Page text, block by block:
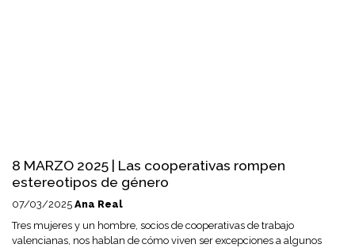
8 MARZO 2025 | Las cooperativas rompen
estereotipos de género
07/03/2025 Ana Real
Tres mujeres y un hombre, socios de cooperativas de trabajo
valencianas, nos hablan de cómo viven ser excepciones a algunos